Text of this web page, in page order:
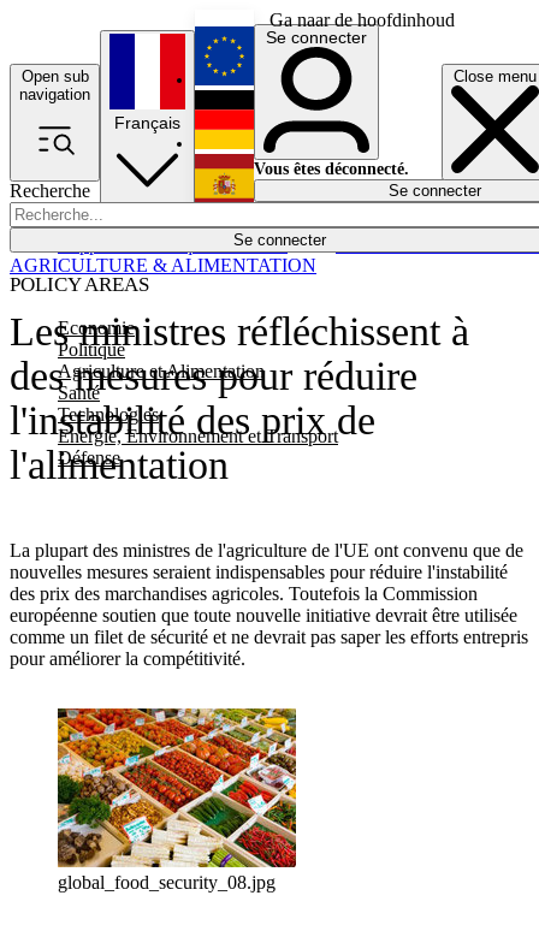
Ga naar de hoofdinhoud
Open sub
navigation
Close menu
Recherche
Se connecter
POLICY AREAS
Economie
Politique
Agriculture et Alimentation
Santé
Technologies
Energie, Environnement et Transport
Défense
Économie
Français
English
Deutsch
Español
Se connecter
Vous êtes déconnecté.
Se connecter
Les ministres réfléchissent à
des mesures pour réduire
l'instabilité des prix de
l'alimentation
La plupart des ministres de l'agriculture de l'UE ont convenu que de
nouvelles mesures seraient indispensables pour réduire l'instabilité
des prix des marchandises agricoles. Toutefois la Commission
européenne soutien que toute nouvelle initiative devrait être utilisée
comme un filet de sécurité et ne devrait pas saper les efforts entrepris
pour améliorer la compétitivité.
AGRICULTURE & ALIMENTATION
global_food_security_08.jpg